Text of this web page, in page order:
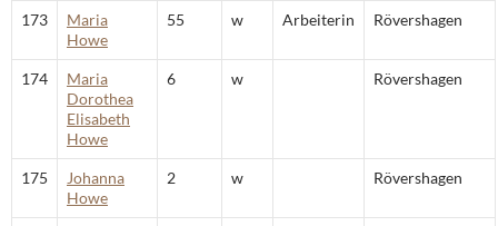
173
Maria
Howe
55 w Arbeiterin Rövershagen
174
Maria
Dorothea
Elisabeth
Howe
6 w Rövershagen
175
Johanna
Howe
2 w Rövershagen